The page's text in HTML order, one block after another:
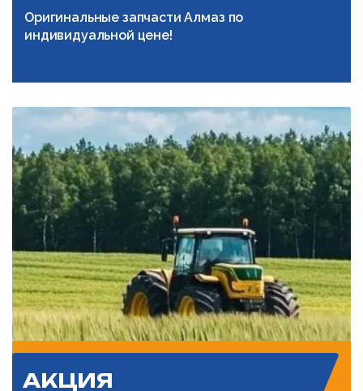
Оригинальные запчасти Алмаз по
индивидуальной цене!
АКЦИЯ